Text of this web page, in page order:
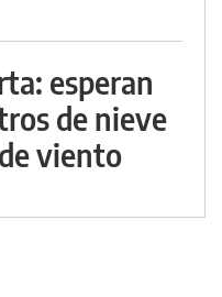
esperan
de nieve
viento